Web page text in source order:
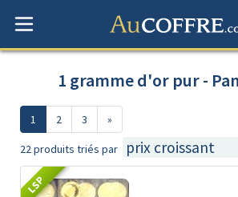
1 gramme d'or pur -
1 2 3 »
22 produits triés par
LSP